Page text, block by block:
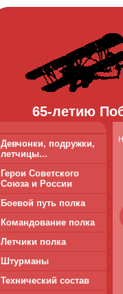
65-летию
Девчонки, подружки,
летчицы...
Герои Советского
Союза и России
Боевой путь полка
Командование полка
Летчики полка
Штурманы
Технический состав